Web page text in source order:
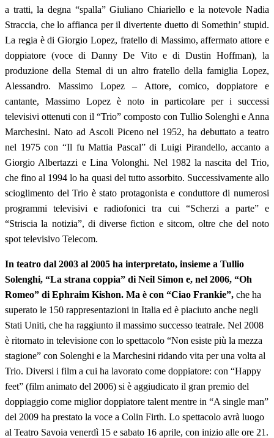
a tratti, la degna “spalla” Giuliano Chiariello e la notevole Nadia
Straccia, che lo affianca per il divertente duetto di Somethin’ stupid.
La regia è di Giorgio Lopez, fratello di Massimo, affermato attore e
doppiatore (voce di Danny De Vito e di Dustin Hoffman), la
produzione della Stemal di un altro fratello della famiglia Lopez,
Alessandro. Massimo Lopez – Attore, comico, doppiatore e
cantante, Massimo Lopez è noto in particolare per i successi
televisivi ottenuti con il “Trio” composto con Tullio Solenghi e Anna
Marchesini. Nato ad Ascoli Piceno nel 1952, ha debuttato a teatro
nel 1975 con “Il fu Mattia Pascal” di Luigi Pirandello, accanto a
Giorgio Albertazzi e Lina Volonghi. Nel 1982 la nascita del Trio,
che fino al 1994 lo ha quasi del tutto assorbito. Successivamente allo
scioglimento del Trio è stato protagonista e conduttore di numerosi
programmi televisivi e radiofonici tra cui “Scherzi a parte” e
“Striscia la notizia”, di diverse fiction e sitcom, oltre che del noto
spot televisivo Telecom.
In teatro dal 2003 al 2005 ha interpretato, insieme a Tullio
Solenghi, “La strana coppia” di Neil Simon e, nel 2006, “Oh
Romeo” di Ephraim Kishon. Ma è con “Ciao Frankie”, che ha
superato le 150 rappresentazioni in Italia ed è piaciuto anche negli
Stati Uniti, che ha raggiunto il massimo successo teatrale. Nel 2008
è ritornato in televisione con lo spettacolo “Non esiste più la mezza
stagione” con Solenghi e la Marchesini ridando vita per una volta al
Trio. Diversi i film a cui ha lavorato come doppiatore: con “Happy
feet” (film animato del 2006) si è aggiudicato il gran premio del
doppiaggio come miglior doppiatore talent mentre in “A single man”
del 2009 ha prestato la voce a Colin Firth. Lo spettacolo avrà luogo
al Teatro Savoia venerdì 15 e sabato 16 aprile, con inizio alle ore 21.